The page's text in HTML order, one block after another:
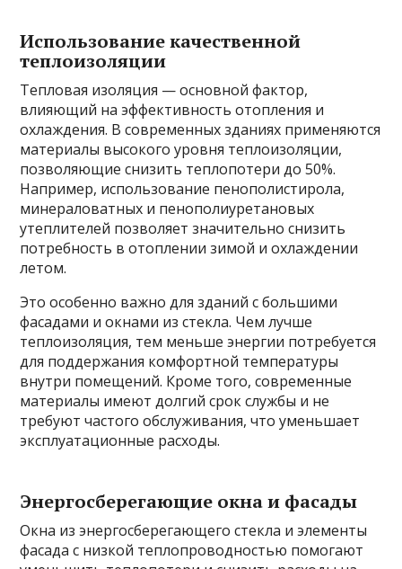
Использование качественной
теплоизоляции
Тепловая изоляция — основной фактор,
влияющий на эффективность отопления и
охлаждения. В современных зданиях применяются
материалы высокого уровня теплоизоляции,
позволяющие снизить теплопотери до 50%.
Например, использование пенополистирола,
минераловатных и пенополиуретановых
утеплителей позволяет значительно снизить
потребность в отоплении зимой и охлаждении
летом.
Это особенно важно для зданий с большими
фасадами и окнами из стекла. Чем лучше
теплоизоляция, тем меньше энергии потребуется
для поддержания комфортной температуры
внутри помещений. Кроме того, современные
материалы имеют долгий срок службы и не
требуют частого обслуживания, что уменьшает
эксплуатационные расходы.
Энергосберегающие окна и фасады
Окна из энергосберегающего стекла и элементы
фасада с низкой теплопроводностью помогают